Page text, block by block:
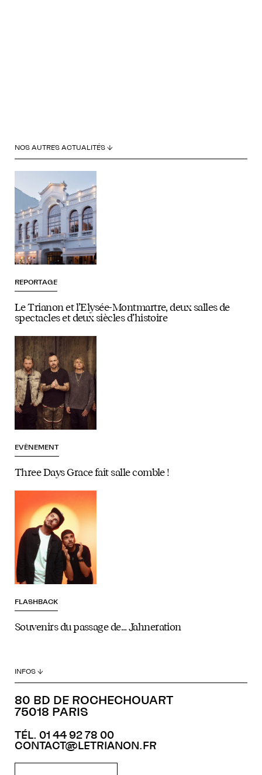
NOS AUTRES ACTUALITÉS ↓
REPORTAGE
Le Trianon et l’Elysée-Montmartre, deux salles de
spectacles et deux siècles d’histoire
EVÈNEMENT
Three Days Grace fait salle comble !
FLASHBACK
Souvenirs du passage de… Jahneration
INFOS ↓
80 BD DE ROCHECHOUART
75018 PARIS
TÉL. 01 44 92 78 00
CONTACT@LETRIANON.FR